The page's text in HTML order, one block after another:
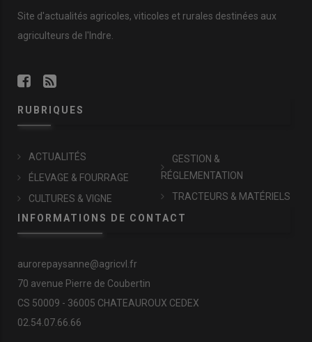
Site d'actualités agricoles, viticoles et rurales destinées aux
agriculteurs de l'Indre.
RUBRIQUES
ACTUALITÉS
ÉLEVAGE & FOURRAGE
CULTURES & VIGNE
GESTION &
RÉGLEMENTATION
TRACTEURS & MATÉRIELS
INFORMATIONS DE CONTACT
aurorepaysanne@agricvl.fr
70 avenue Pierre de Coubertin
CS 50009 - 36005 CHATEAUROUX CEDEX
02.54.07.66.66